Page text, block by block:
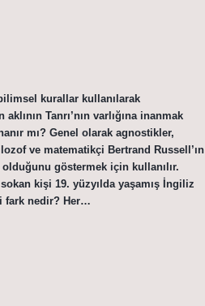
kurallar kullanılarak
Tanrı’nın varlığına inanmak
mı? Genel olarak agnostikler,
ve matematikçi Bertrand Russell’ın
olduğunu göstermek için kullanılır.
kişi 19. yüzyılda yaşamış İngiliz
fark nedir? Her…